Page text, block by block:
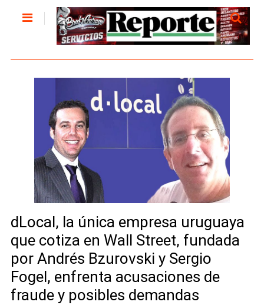
dLocal, la única empresa uruguaya
que cotiza en Wall Street, fundada
por Andrés Bzurovski y Sergio
Fogel, enfrenta acusaciones de
fraude y posibles demandas